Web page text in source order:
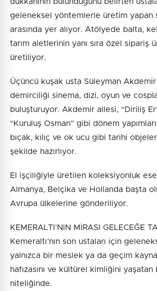
geleneksel yöntemlerle üretim yapan
arasında yer alıyor. Atölyede balta,
tarım aletlerinin yanı sıra özel sipariş
üretiliyor.
Üçüncü kuşak usta Süleyman
demirciliği sinema, dizi, oyun ve
buluşturuyor. Akdemir ailesi, “Diriliş
“Kuruluş Osman” gibi dönem
bıçak, kılıç ve ok ucu gibi tarihi
şekilde hazırlıyor.
El işçiliğiyle üretilen koleksiyonluk
Almanya, Belçika ve Hollanda başta
Avrupa ülkelerine gönderiliyor.
KEMERALTI’NIN MİRASI GELECEĞE
Kemeraltı’nın son ustaları için
yalnızca bir meslek ya da geçim
hafızasını ve kültürel kimliğini yaşatan
niteliğinde.